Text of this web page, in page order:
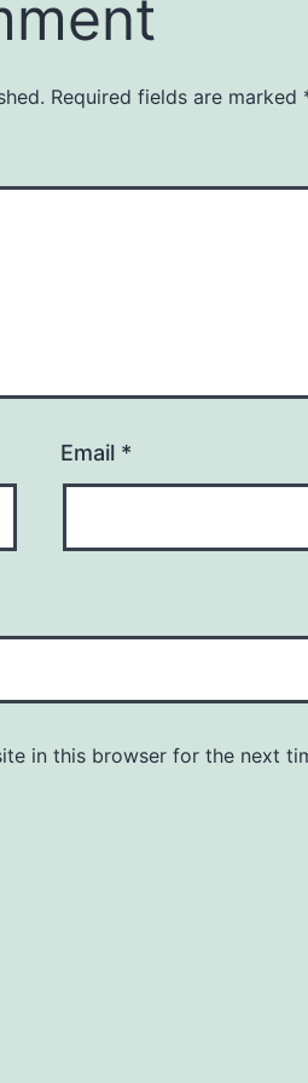
Required fields are marked
Email *
in this browser for the next